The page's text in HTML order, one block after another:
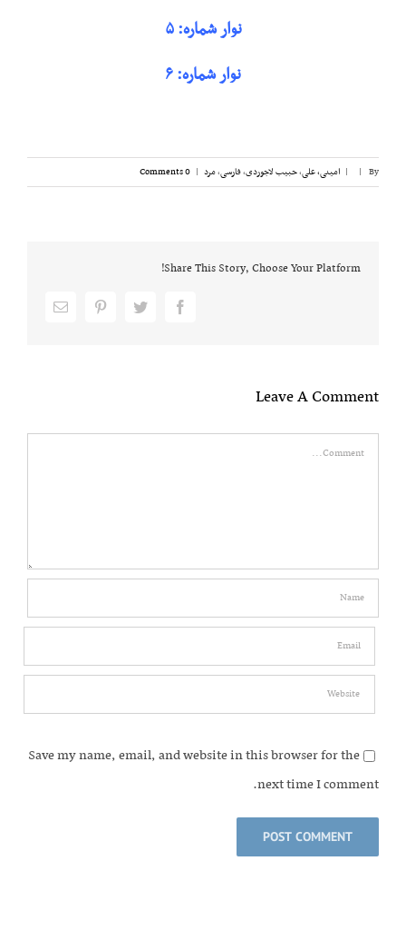
نوار شماره: ۵
نوار شماره: ۶
By
|
| امینی، علی,حبیب لاجوردی,فارسی,مرد |
0 Comments
Share This Story, Choose Your Platform!
facebook
twitter
pinterest
Email
Leave A Comment
Comment
Save my name, email, and website in this browser for the
next time I comment.